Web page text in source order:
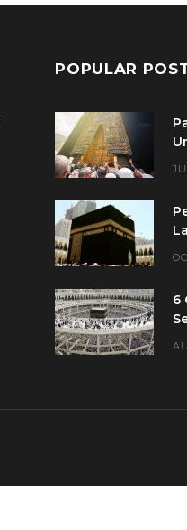
POPULAR
6